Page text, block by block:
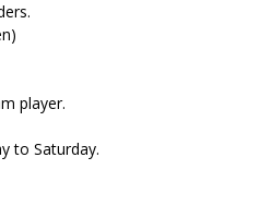
player.
to Saturday.